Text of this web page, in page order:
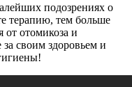
подозрениях о
терапию, тем больше
от отомикоза и
своим здоровьем и